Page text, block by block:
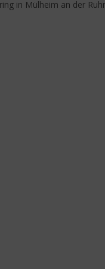
in Mülheim an der